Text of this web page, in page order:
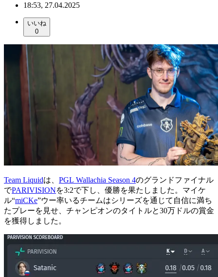
18:53, 27.04.2025
いいね
0
Team Liquidは、 PGL Wallachia Season 4のグランドファイナル
でPARIVISIONを3:2で下し、優勝を果たしました。マイケ
ル“miCKe”ウー率いるチームはシリーズを通じて自信に満ち
たプレーを見せ、チャンピオンのタイトルと30万ドルの賞金
を獲得しました。